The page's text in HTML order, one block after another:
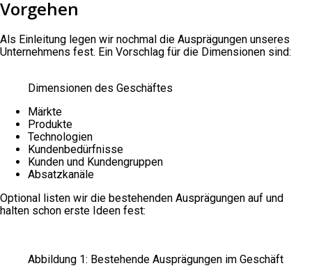
Vorgehen
Als Einleitung legen wir nochmal die Ausprägungen unseres
Unternehmens fest. Ein Vorschlag für die Dimensionen sind:
Dimensionen des Geschäftes
Märkte
Produkte
Technologien
Kundenbedürfnisse
Kunden und Kundengruppen
Absatzkanäle
Optional listen wir die bestehenden Ausprägungen auf und
halten schon erste Ideen fest:
Abbildung 1: Bestehende Ausprägungen im Geschäft